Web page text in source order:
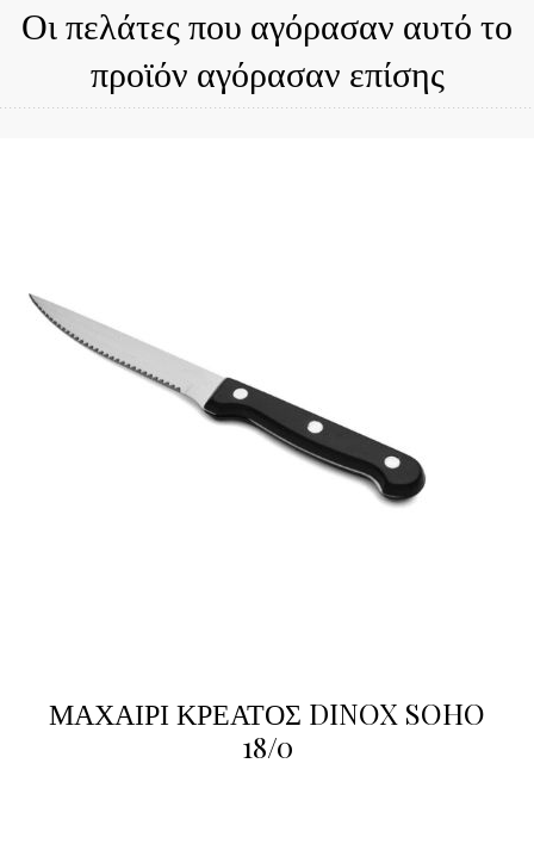
Οι πελάτες που αγόρασαν αυτό το
προϊόν αγόρασαν επίσης
ΜΑΧΑΙΡΙ ΚΡΕΑΤΟΣ DINOX SOHO
18/0